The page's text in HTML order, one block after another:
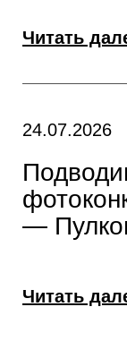
Читать
24.07.2026
—
Читать